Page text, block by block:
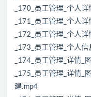
_170_员工管理_个人
_171_员工管理_个人
_172_员工管理_个人
_173_员工管理_个人
_174_员工管理_详情_
_175_员工管理_详情_
建.mp4